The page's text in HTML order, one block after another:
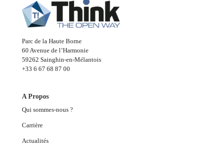
Parc de la Haute Borne
60 Avenue de l’Harmonie
59262 Sainghin-en-Mélantois
+33 6 67 68 87 00
A Propos
Qui sommes-nous ?
Carrière
Actualités